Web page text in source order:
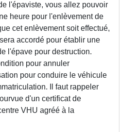
l'épaviste, vous allez pouvoir
heure pour l'enlèvement de
cet enlèvement soit effectué,
accordé pour établir une
l'épave pour destruction.
pour annuler
pour conduire le véhicule
Il faut rappeler
d'un certificat de
VHU agréé à la